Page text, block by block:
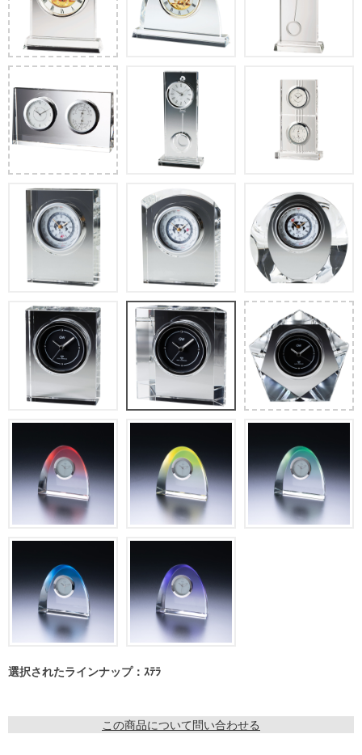
選択されたラインナップ：ｽﾃﾗ
この商品について問い合わせる